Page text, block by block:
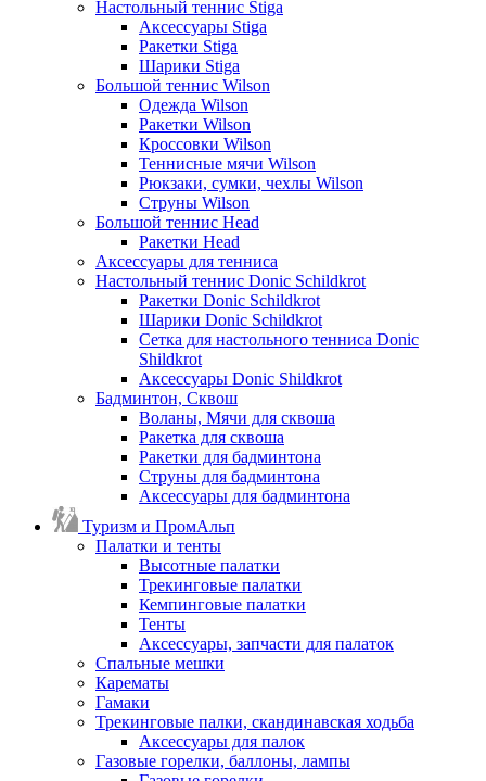
Настольный теннис Stiga
Аксессуары Stiga
Ракетки Stiga
Шарики Stiga
Большой теннис Wilson
Одежда Wilson
Ракетки Wilson
Кроссовки Wilson
Теннисные мячи Wilson
Рюкзаки, сумки, чехлы Wilson
Струны Wilson
Большой теннис Head
Ракетки Head
Аксессуары для тенниса
Настольный теннис Donic Schildkrot
Ракетки Donic Schildkrot
Шарики Donic Schildkrot
Сетка для настольного тенниса Donic
Shildkrot
Аксессуары Donic Shildkrot
Бадминтон, Сквош
Воланы, Мячи для сквоша
Ракетка для сквоша
Ракетки для бадминтона
Струны для бадминтона
Аксессуары для бадминтона
Туризм и ПромАльп
Палатки и тенты
Высотные палатки
Трекинговые палатки
Кемпинговые палатки
Тенты
Аксессуары, запчасти для палаток
Спальные мешки
Карематы
Гамаки
Трекинговые палки, скандинавская ходьба
Аксессуары для палок
Газовые горелки, баллоны, лампы